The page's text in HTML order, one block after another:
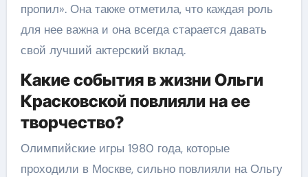
пропил». Она также отметила, что каждая роль
для нее важна и она всегда старается давать
свой лучший актерский вклад.
Какие события в жизни Ольги
Красковской повлияли на ее
творчество?
Олимпийские игры 1980 года, которые
проходили в Москве, сильно повлияли на Ольгу